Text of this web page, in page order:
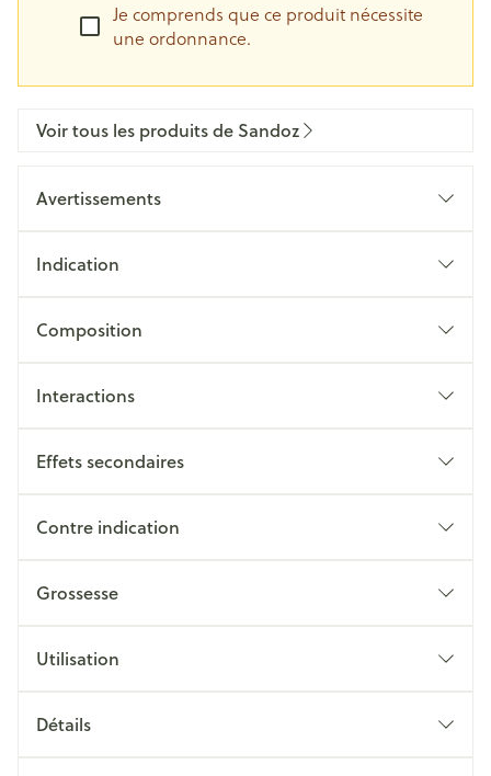
Je comprends que ce produit nécessite
une ordonnance.
Voir tous les produits de Sandoz
Avertissements
Indication
Composition
Interactions
Effets secondaires
Contre indication
Grossesse
Utilisation
Détails